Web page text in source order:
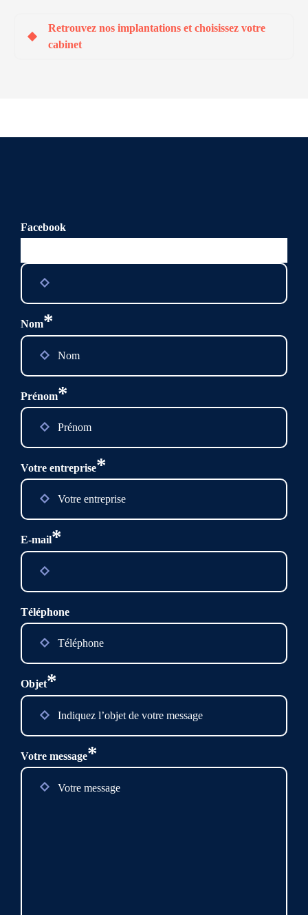
Retrouvez nos implantations et choisissez votre
cabinet
Facebook
Nom*
Prénom*
Votre entreprise*
E-mail*
Téléphone
Objet*
Votre message*